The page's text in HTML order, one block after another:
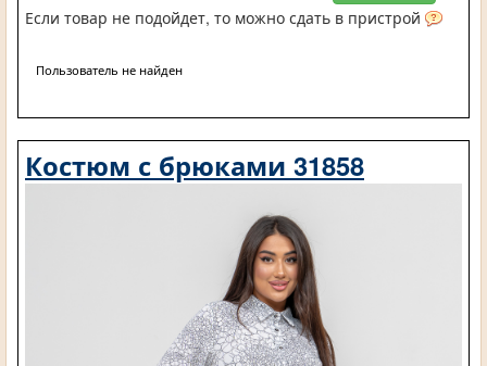
Если товар не подойдет, то можно сдать в пристрой
Пользователь не найден
Костюм с брюками 31858